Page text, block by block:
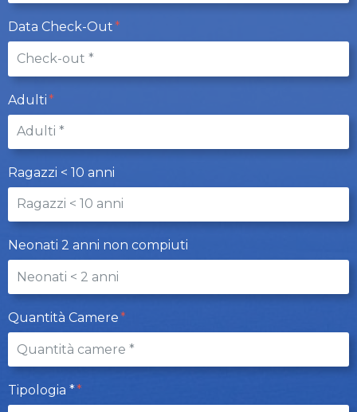
Data Check-Out
Adulti
Ragazzi < 10 anni
Neonati 2 anni non compiuti
Quantità Camere
Tipologia *